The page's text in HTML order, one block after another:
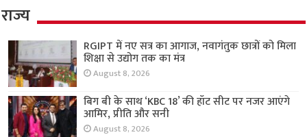
राज्य
RGIPT में नए सत्र का आगाज, नवागंतुक छात्रों को मिला
शिक्षा से उद्योग तक का मंत्र
August 8, 2026
बिग बी के साथ ‘KBC 18’ की हॉट सीट पर नजर आएंगे
आमिर, प्रीति और सनी
August 8, 2026